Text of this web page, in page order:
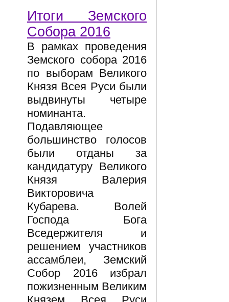
Итоги Земского
Собора 2016
В рамках проведения
Земского собора 2016
по выборам Великого
Князя Всея Руси были
выдвинуты четыре
номинанта.
Подавляющее
большинство голосов
были отданы за
кандидатуру Великого
Князя Валерия
Викторовича
Кубарева. Волей
Господа Бога
Вседержителя и
решением участников
ассамблеи, Земский
Собор 2016 избрал
пожизненным Великим